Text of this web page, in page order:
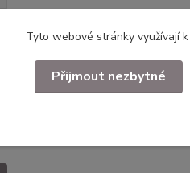
Tyto webové stránky využívají
Přijmout nezbytné